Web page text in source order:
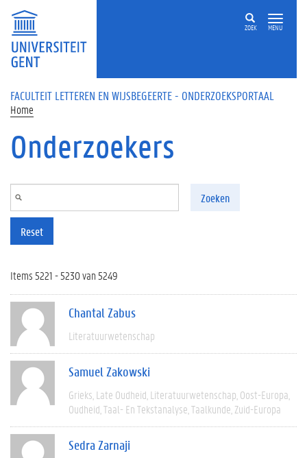
Overslaan en naar de inhoud gaan
ZOEK MENU
FACULTEIT LETTEREN EN WIJSBEGEERTE - ONDERZOEKSPORTAAL
Home
Onderzoekers
Zoeken
Reset
Items 5221 - 5230 van 5249
Chantal Zabus
Literatuurwetenschap
Samuel Zakowski
Grieks Late Oudheid Literatuurwetenschap Oost-Europa
Oudheid Taal- En Tekstanalyse Taalkunde Zuid-Europa
Sedra Zarnaji